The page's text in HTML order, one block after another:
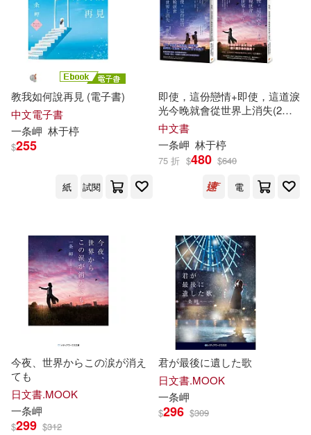
教我如何說再見 (電子書)
中文電子書
一条岬 林于楟
$255
紙 試閱
即使，這份戀情+即使，這道淚
光今晚就會從世界上消失(2冊
合售)
中文書
一条岬 林于楟
75 折 $480 $640
電
今夜、世界からこの涙が消え
ても
日文書.MOOK
一条岬
$299 $312
君が最後に遺した歌
日文書.MOOK
一条岬
$296 $309